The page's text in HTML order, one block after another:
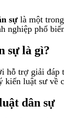
sự là một
nghiệp phổ
sự là gì?
hỗ trợ giải đáp
luật sư về
dân sự